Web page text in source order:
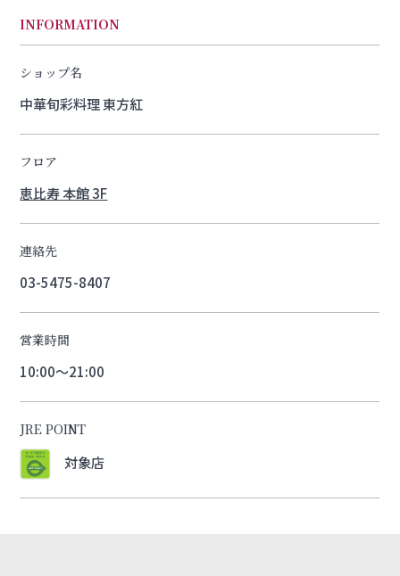
INFORMATION
ショップ名
中華旬彩料理 東方紅
フロア
恵比寿 本館 3F
連絡先
03-5475-8407
営業時間
10:00～21:00
JRE POINT
対象店